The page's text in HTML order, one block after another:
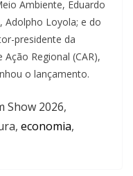
Ambiente, Eduardo
Adolpho Loyola; e do
presidente da
Regional (CAR),
o lançamento.
Show 2026,
, economia,